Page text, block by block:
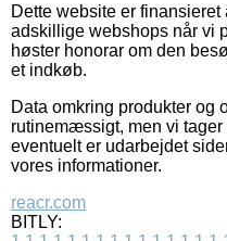
Dette website er
adskillige webshops når vi
høster honorar om den
et indkøb.
Data omkring produkter og
rutinemæssigt, men vi
eventuelt er udarbejdet
vores informationer.
reacr.com
BITLY: